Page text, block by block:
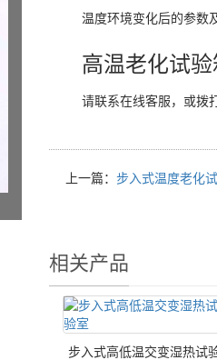
温度环境变化后的参数
高温老化试
请联系在线客服，或拨
上一篇：步入式温度老化
相关产品
步入式高低温交变湿热试